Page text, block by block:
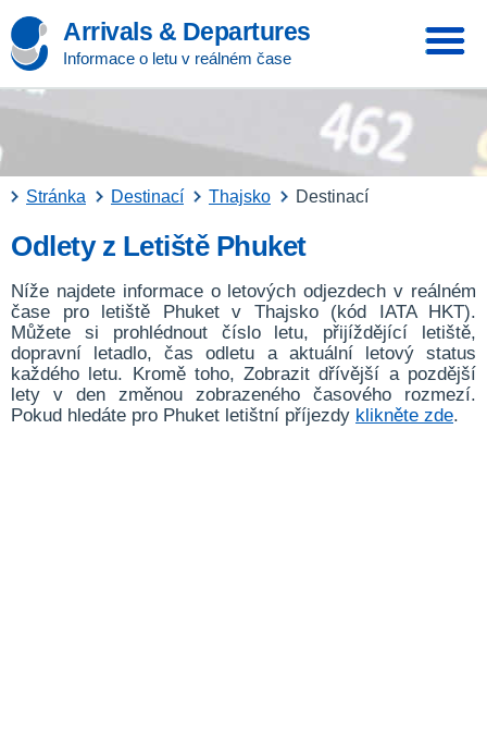
Arrivals & Departures
Informace o letu v reálném čase
Stránka Destinací Thajsko Destinací
Odlety z Letiště Phuket
Níže najdete informace o letových odjezdech v reálném
čase pro letiště Phuket v Thajsko (kód IATA HKT).
Můžete si prohlédnout číslo letu, přijíždějící letiště,
dopravní letadlo, čas odletu a aktuální letový status
každého letu. Kromě toho, Zobrazit dřívější a pozdější
lety v den změnou zobrazeného časového rozmezí.
Pokud hledáte pro Phuket letištní příjezdy klikněte zde.